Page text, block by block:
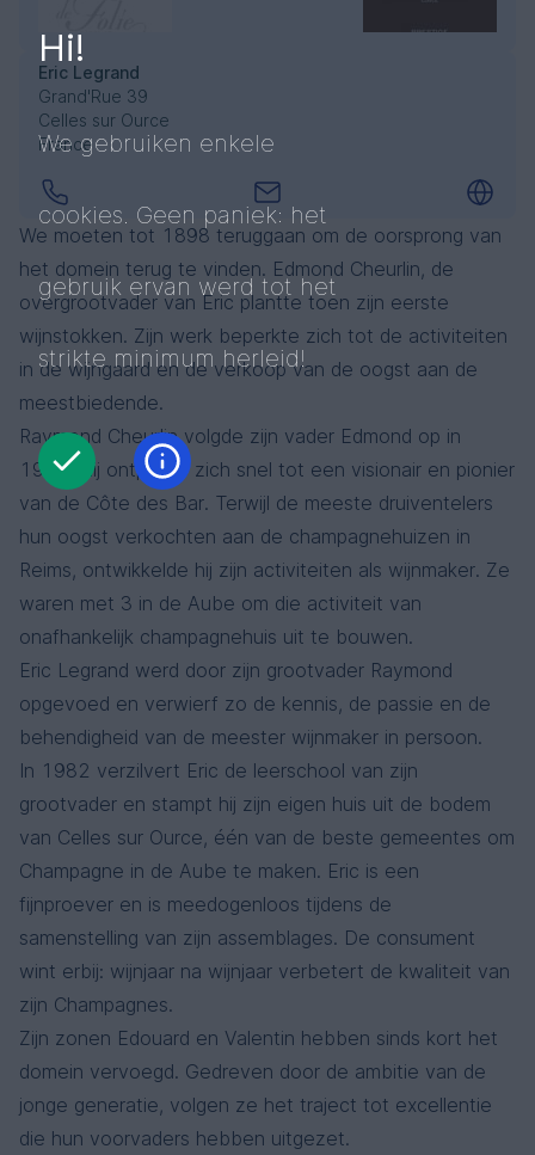
Eric Legrand
Grand'Rue 39
Celles sur Ource
France
We moeten tot 1898 teruggaan om de oorsprong van
het domein terug te vinden. Edmond Cheurlin, de
overgrootvader van Eric plantte toen zijn eerste
wijnstokken. Zijn werk beperkte zich tot de activiteiten
in de wijngaard en de verkoop van de oogst aan de
meestbiedende.
Raymond Cheurlin volgde zijn vader Edmond op in
1930. Hij ontpopte zich snel tot een visionair en pionier
van de Côte des Bar. Terwijl de meeste druiventelers
hun oogst verkochten aan de champagnehuizen in
Reims, ontwikkelde hij zijn activiteiten als wijnmaker. Ze
waren met 3 in de Aube om die activiteit van
onafhankelijk champagnehuis uit te bouwen.
Eric Legrand werd door zijn grootvader Raymond
opgevoed en verwierf zo de kennis, de passie en de
behendigheid van de meester wijnmaker in persoon.
In 1982 verzilvert Eric de leerschool van zijn
grootvader en stampt hij zijn eigen huis uit de bodem
van Celles sur Ource, één van de beste gemeentes om
Champagne in de Aube te maken. Eric is een
fijnproever en is meedogenloos tijdens de
samenstelling van zijn assemblages. De consument
wint erbij: wijnjaar na wijnjaar verbetert de kwaliteit van
zijn Champagnes.
Zijn zonen Edouard en Valentin hebben sinds kort het
domein vervoegd. Gedreven door de ambitie van de
jonge generatie, volgen ze het traject tot excellentie
die hun voorvaders hebben uitgezet.
Hi!
We gebruiken enkele
cookies. Geen paniek: het
gebruik ervan werd tot het
strikte minimum herleid!